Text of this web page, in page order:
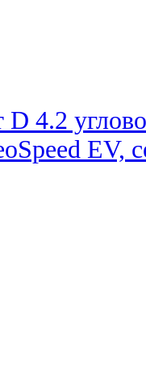
4.2
EV,